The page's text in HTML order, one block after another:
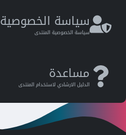
سياسة الخصوصية
سياسة الخصوصية المنتدى
مساعدة
الدليل اﻻرشادي ﻻستخدام المنتدى